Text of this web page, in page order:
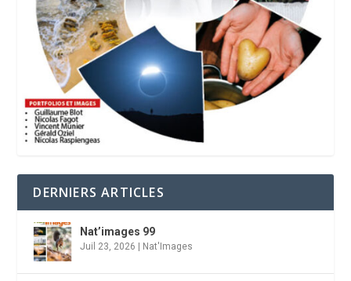
DERNIERS ARTICLES
Nat’images 99
Juil 23, 2026 | Nat'Images